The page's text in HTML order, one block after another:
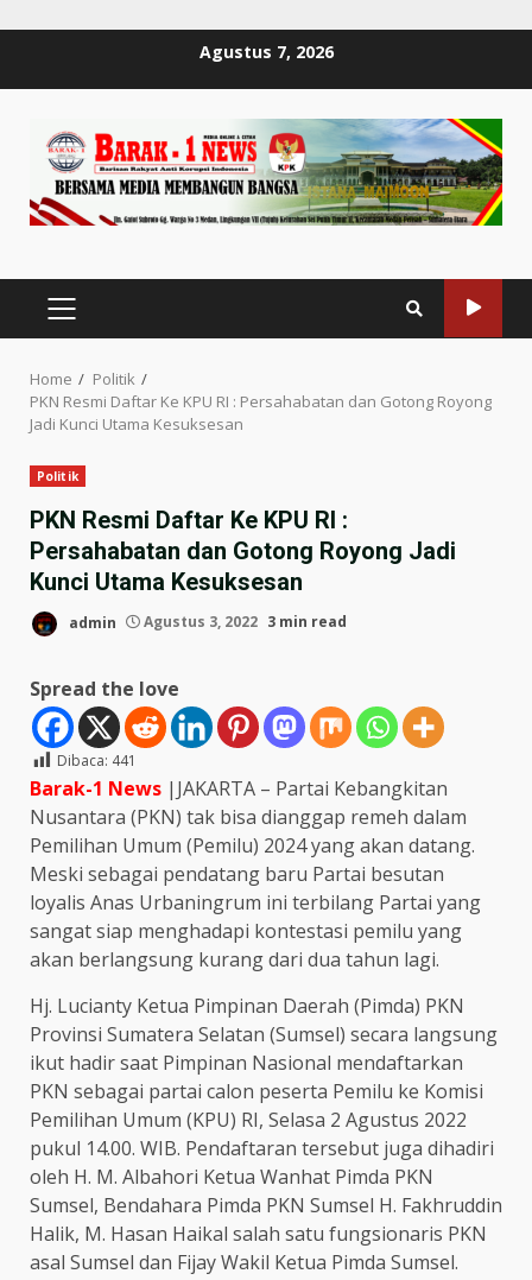
Agustus 7, 2026
PRIMARY
MENU
Home
Politik
PKN Resmi Daftar Ke KPU RI : Persahabatan dan Gotong Royong
Jadi Kunci Utama Kesuksesan
Politik
PKN Resmi Daftar Ke KPU RI :
Persahabatan dan Gotong Royong Jadi
Kunci Utama Kesuksesan
admin Agustus 3, 2022 3 min read
Spread the love
Dibaca: 441
Barak-1 News |JAKARTA – Partai Kebangkitan
Nusantara (PKN) tak bisa dianggap remeh dalam
Pemilihan Umum (Pemilu) 2024 yang akan datang.
Meski sebagai pendatang baru Partai besutan
loyalis Anas Urbaningrum ini terbilang Partai yang
sangat siap menghadapi kontestasi pemilu yang
akan berlangsung kurang dari dua tahun lagi.
Hj. Lucianty Ketua Pimpinan Daerah (Pimda) PKN
Provinsi Sumatera Selatan (Sumsel) secara langsung
ikut hadir saat Pimpinan Nasional mendaftarkan
PKN sebagai partai calon peserta Pemilu ke Komisi
Pemilihan Umum (KPU) RI, Selasa 2 Agustus 2022
pukul 14.00. WIB. Pendaftaran tersebut juga dihadiri
oleh H. M. Albahori Ketua Wanhat Pimda PKN
Sumsel, Bendahara Pimda PKN Sumsel H. Fakhruddin
Halik, M. Hasan Haikal salah satu fungsionaris PKN
asal Sumsel dan Fijay Wakil Ketua Pimda Sumsel.